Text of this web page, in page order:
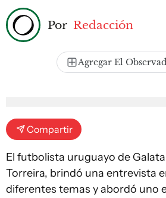
Por Redacción
Agregar El
Compartir
El futbolista uruguayo de
Torreira, brindó una entrevista
diferentes temas y abordó uno